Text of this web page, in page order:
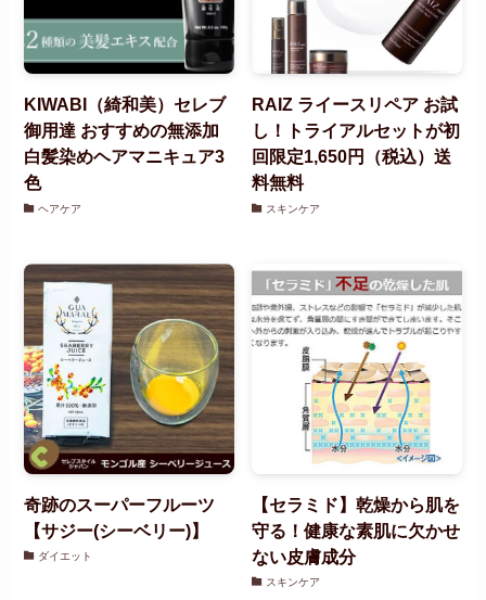
KIWABI（綺和美）セレブ
御用達 おすすめの無添加
白髪染めヘアマニキュア3
色
ヘアケア
RAIZ ライースリペア お試
し！トライアルセットが初
回限定1,650円（税込）送
料無料
スキンケア
奇跡のスーパーフルーツ
【サジー(シーベリー)】
ダイエット
【セラミド】乾燥から肌を
守る！健康な素肌に欠かせ
ない皮膚成分
スキンケア